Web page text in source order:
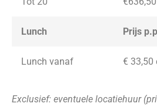
Lunch Prijs
Lunch vanaf € 33,50
Exclusief: eventuele locatiehuur